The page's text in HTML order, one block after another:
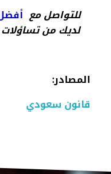
للتواصل مع
لديك من تساؤلات
المصادر:
قانون سعودي